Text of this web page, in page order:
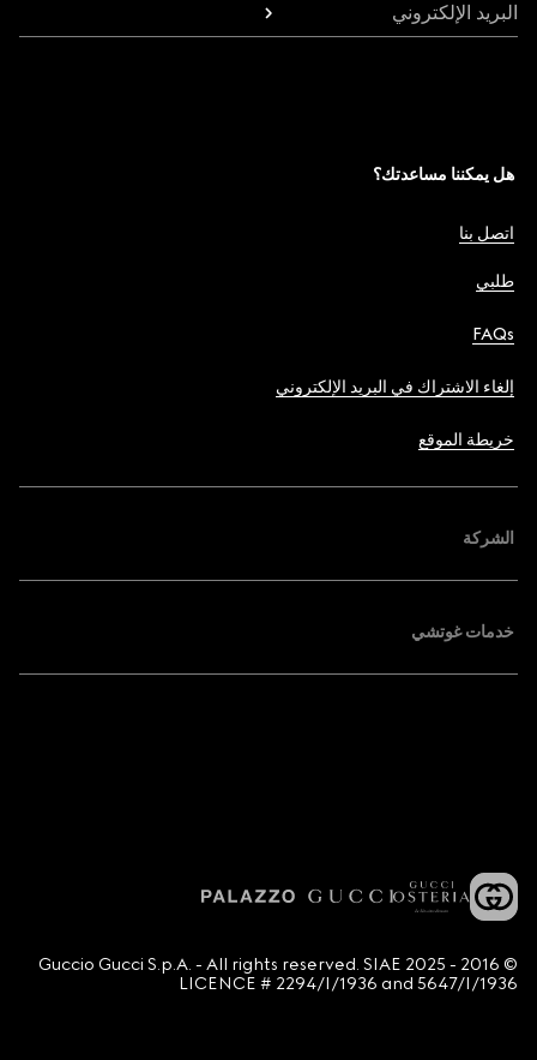
البريد الإلكتروني
هل يمكننا مساعدتك؟
اتصل بنا
طلبي
FAQs
إلغاء الاشتراك في البريد الإلكتروني
خريطة الموقع
الشركة
خدمات غوتشي
© 2016 - 2025 Guccio Gucci S.p.A. - All rights reserved. SIAE
LICENCE # 2294/I/1936 and 5647/I/1936